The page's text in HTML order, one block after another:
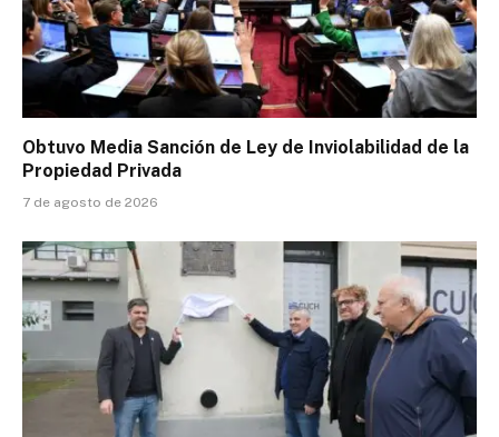
Obtuvo Media Sanción de Ley de Inviolabilidad de la
Propiedad Privada
7 de agosto de 2026